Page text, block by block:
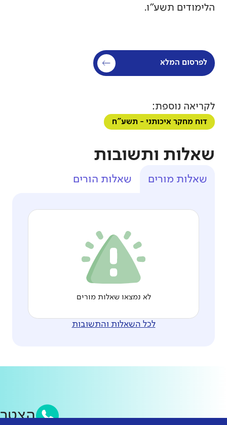
הלימודים תשע"ו.
לפרסום המלא
לקריאה נוספת:
דוח מחקר איכותני - תשע"ח
שאלות ותשובות
שאלות מורים שאלות הורים
לא נמצאו שאלות מורים
לכל השאלות והתשובות